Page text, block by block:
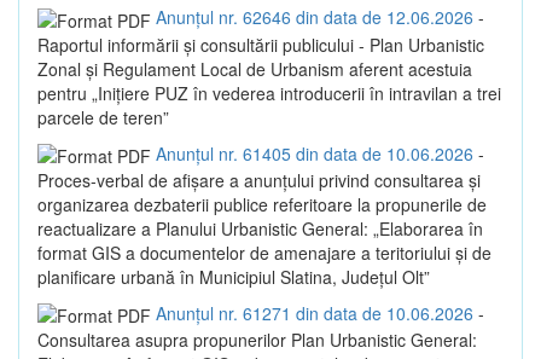
Anunțul nr. 62646 din data de 12.06.2026 -
Raportul informării și consultării publicului - Plan Urbanistic
Zonal și Regulament Local de Urbanism aferent acestuia
pentru „Inițiere PUZ în vederea introducerii în intravilan a trei
parcele de teren”
Anunțul nr. 61405 din data de 10.06.2026 -
Proces-verbal de afișare a anunțului privind consultarea și
organizarea dezbaterii publice referitoare la propunerile de
reactualizare a Planului Urbanistic General: „Elaborarea în
format GIS a documentelor de amenajare a teritoriului și de
planificare urbană în Municipiul Slatina, Județul Olt”
Anunțul nr. 61271 din data de 10.06.2026 -
Consultarea asupra propunerilor Plan Urbanistic General: